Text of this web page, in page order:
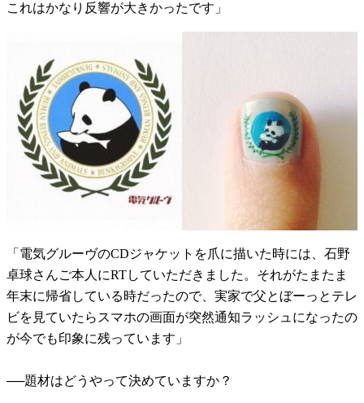
これはかなり反響が大きかったです」
「電気グルーヴのCDジャケットを爪に描いた時には、石野
卓球さんご本人にRTしていただきました。それがたまたま
年末に帰省している時だったので、実家で父とぼーっとテレ
ビを見ていたらスマホの画面が突然通知ラッシュになったの
が今でも印象に残っています」
──題材はどうやって決めていますか？